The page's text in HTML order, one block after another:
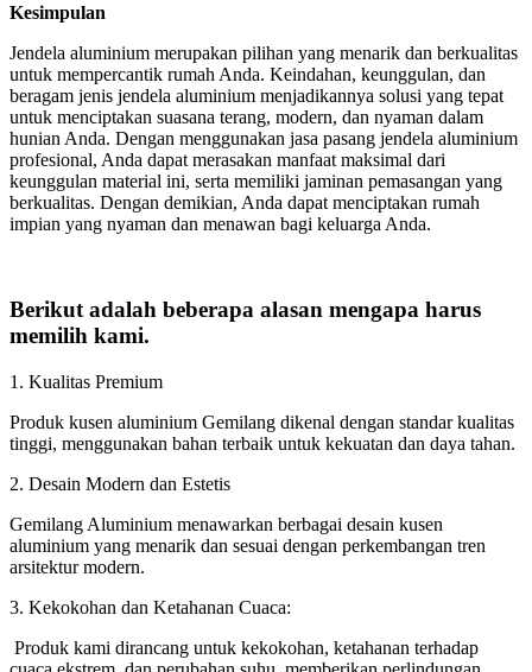
Kesimpulan
Jendela aluminium merupakan pilihan yang menarik dan berkualitas
untuk mempercantik rumah Anda. Keindahan, keunggulan, dan
beragam jenis jendela aluminium menjadikannya solusi yang tepat
untuk menciptakan suasana terang, modern, dan nyaman dalam
hunian Anda. Dengan menggunakan jasa pasang jendela aluminium
profesional, Anda dapat merasakan manfaat maksimal dari
keunggulan material ini, serta memiliki jaminan pemasangan yang
berkualitas. Dengan demikian, Anda dapat menciptakan rumah
impian yang nyaman dan menawan bagi keluarga Anda.
Berikut adalah beberapa alasan mengapa harus
memilih kami.
1. Kualitas Premium
Produk kusen aluminium Gemilang dikenal dengan standar kualitas
tinggi, menggunakan bahan terbaik untuk kekuatan dan daya tahan.
2. Desain Modern dan Estetis
Gemilang Aluminium menawarkan berbagai desain kusen
aluminium yang menarik dan sesuai dengan perkembangan tren
arsitektur modern.
3. Kekokohan dan Ketahanan Cuaca:
Produk kami dirancang untuk kekokohan, ketahanan terhadap